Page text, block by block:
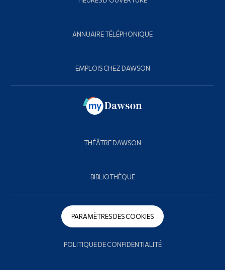
ANNUAIRE TÉLÉPHONIQUE
EMPLOIS CHEZ DAWSON
THÉÂTRE DAWSON
BIBLIOTHÈQUE
PARAMÈTRES DES COOKIES
POLITIQUE DE CONFIDENTIALITÉ